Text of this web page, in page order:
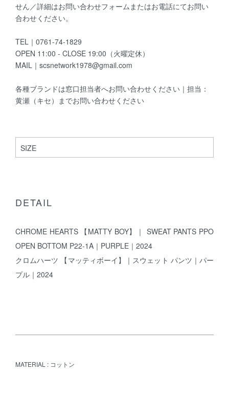
せん／詳細はお問い合わせフォームまたはお電話にてお問い
合わせください。
TEL｜0761-74-1829
OPEN 11:00 - CLOSE 19:00（火曜定休）
MAIL｜scsnetwork1978@gmail.com
各種ブランドは窓口担当者へお問い合わせください｜担当：
黄瀬（キセ）までお問い合わせください
SIZE
DETAIL
CHROME HEARTS 【MATTY BOY】｜ SWEAT PANTS PPO
OPEN BOTTOM P22-1A｜PURPLE｜2024
クロムハーツ 【マッティボーイ】｜スウェット パンツ｜パー
プル｜2024
MATERIAL : コットン